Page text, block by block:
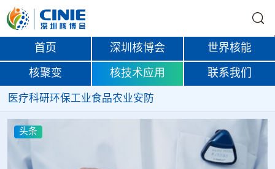
首页 深圳核博会 世界核能
核聚变 核技术应用 联系我们
医疗科研环保工业食品农业安防
头条